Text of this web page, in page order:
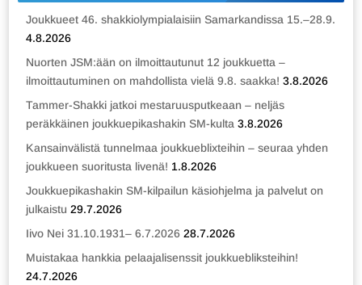
Joukkueet 46. shakkiolympialaisiin Samarkandissa 15.–28.9.
4.8.2026
Nuorten JSM:ään on ilmoittautunut 12 joukkuetta –
ilmoittautuminen on mahdollista vielä 9.8. saakka! 3.8.2026
Tammer-Shakki jatkoi mestaruusputkeaan – neljäs
peräkkäinen joukkuepikashakin SM-kulta 3.8.2026
Kansainvälistä tunnelmaa joukkueblixteihin – seuraa yhden
joukkueen suoritusta livenä! 1.8.2026
Joukkuepikashakin SM-kilpailun käsiohjelma ja palvelut on
julkaistu 29.7.2026
Iivo Nei 31.10.1931– 6.7.2026 28.7.2026
Muistakaa hankkia pelaajalisenssit joukkuebliksteihin!
24.7.2026